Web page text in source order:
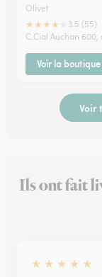
Olivet
★★★★
3.5 (55)
C.Cial Auchan 600,
Voir la boutique
Voir
Ils ont fait
★ ★ ★ ★ ★